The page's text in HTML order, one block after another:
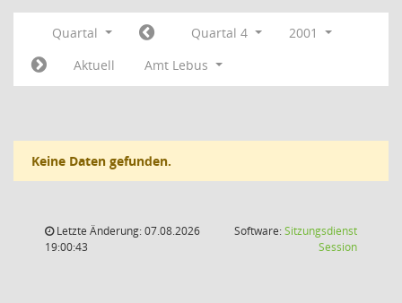
Quartal Quartal 4
2001
Aktuell
Amt Lebus
Keine Daten gefunden.
Letzte Änderung: 07.08.2026
19:00:43
Software:Sitzungsdienst
Session(Wird in